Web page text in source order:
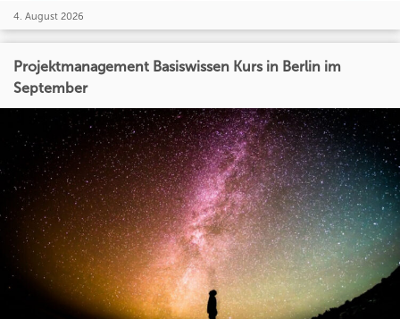
4. August 2026
Projektmanagement Basiswissen Kurs in Berlin im
September